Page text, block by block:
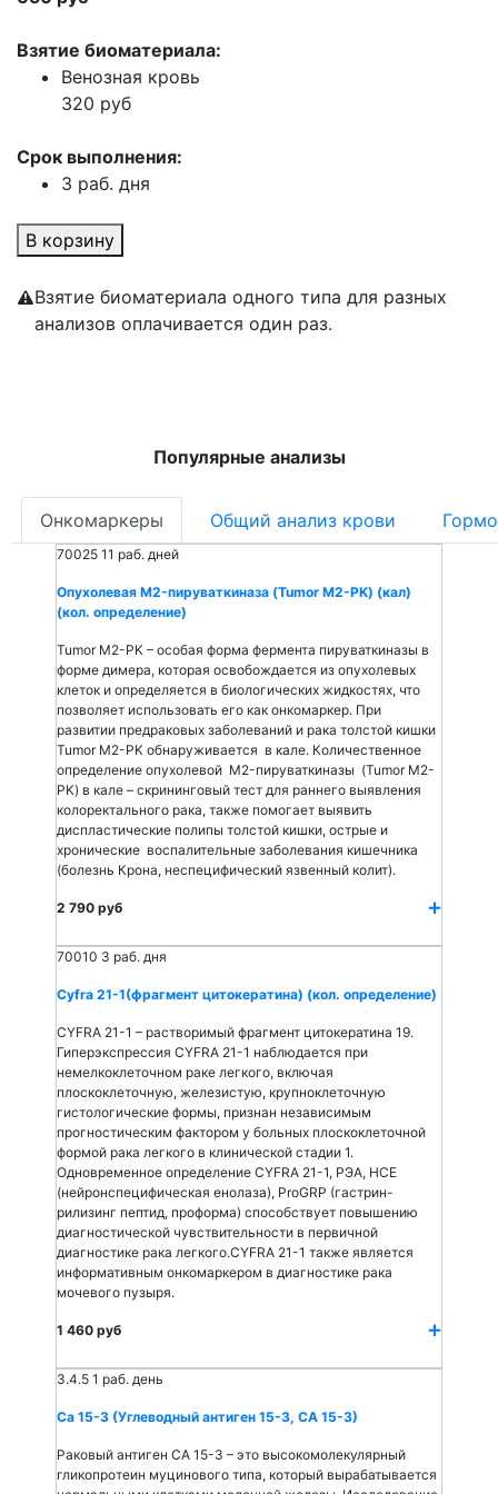
Взятие биоматериала:
Венозная кровь
320 руб
Срок выполнения:
3 раб. дня
В корзину
Взятие биоматериала одного типа для разных
анализов оплачивается один раз.
Популярные анализы
Онкомаркеры Общий анализ крови
70025 11 раб. дней
Опухолевая M2-пируваткиназа (Tumor M2-PK) (кал)
(кол. определение)
Tumor M2-PK – особая форма фермента пируваткиназы в
форме димера, которая освобождается из опухолевых
клеток и определяется в биологических жидкостях, что
позволяет использовать его как онкомаркер. При
развитии предраковых заболеваний и рака толстой кишки
Tumor M2-PK обнаруживается в кале. Количественное
определение опухолевой M2-пируваткиназы (Tumor M2-
PK) в кале – скрининговый тест для раннего выявления
колоректального рака, также помогает выявить
диспластические полипы толстой кишки, острые и
хронические воспалительные заболевания кишечника
(болезнь Крона, неспецифический язвенный колит).
2 790 руб
70010 3 раб. дня
Cyfra 21-1(фрагмент цитокератина) (кол. определение)
CYFRA 21-1 – растворимый фрагмент цитокератина 19.
Гиперэкспрессия CYFRA 21-1 наблюдается при
немелкоклеточном раке легкого, включая
плоскоклеточную, железистую, крупноклеточную
гистологические формы, признан независимым
прогностическим фактором у больных плоскоклеточной
формой рака легкого в клинической стадии 1.
Одновременное определение CYFRA 21-1, РЭА, НСЕ
(нейронспецифическая енолаза), ProGRP (гастрин-
рилизинг пептид, проформа) способствует повышению
диагностической чувствительности в первичной
диагностике рака легкого.CYFRA 21-1 также является
информативным онкомаркером в диагностике рака
мочевого пузыря.
1 460 руб
3.4.5 1 раб. день
Са 15-3 (Углеводный антиген 15-3, СА 15-3)
Раковый антиген СА 15-3 – это высокомолекулярный
гликопротеин муцинового типа, который вырабатывается